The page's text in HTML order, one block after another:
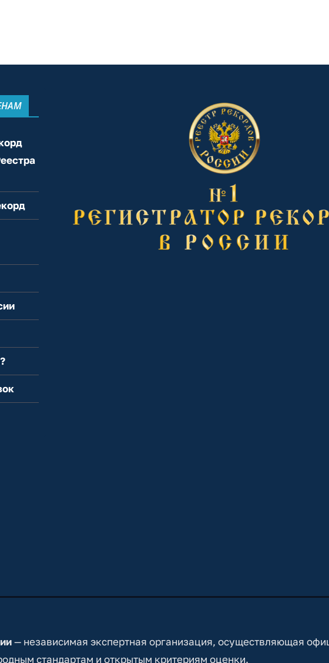
— независимая экспертная организация, осуществляющая
стандартам и открытым критериям оценки.